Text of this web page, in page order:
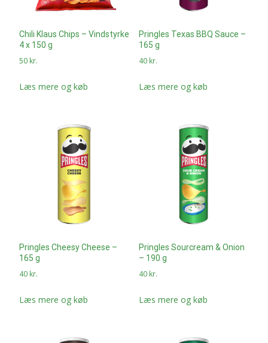
Chili Klaus Chips – Vindstyrke
4 x 150 g
50 kr.
Læs mere og køb
Pringles Texas BBQ Sauce –
165 g
40 kr.
Læs mere og køb
Pringles Cheesy Cheese –
165 g
40 kr.
Læs mere og køb
Pringles Sourcream & Onion
– 190 g
40 kr.
Læs mere og køb